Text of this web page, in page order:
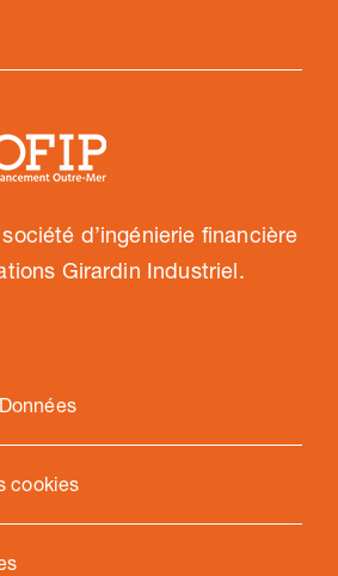
d’ingénierie financière
Girardin Industriel.
cookies